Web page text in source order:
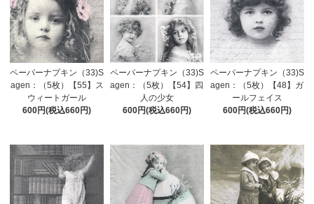
ペーパーナプキン（33)S
agen：（5枚）【55】ス
ウィートガール
600円(税込660円)
ペーパーナプキン（33)S
agen：（5枚）【54】四
人の少女
600円(税込660円)
ペーパーナプキン（33)S
agen：（5枚）【48】ガ
ールフェイス
600円(税込660円)